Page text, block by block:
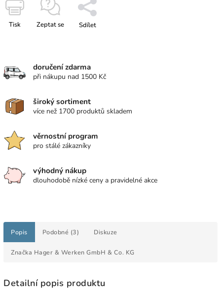
Tisk Zeptat se Sdílet
doručení zdarma
při nákupu nad 1500 Kč
široký sortiment
více než 1700 produktů skladem
věrnostní program
pro stálé zákazníky
výhodný nákup
dlouhodobě nízké ceny a pravidelné akce
Popis Podobné (3) Diskuze
Značka Hager & Werken GmbH & Co. KG
Detailní popis produktu